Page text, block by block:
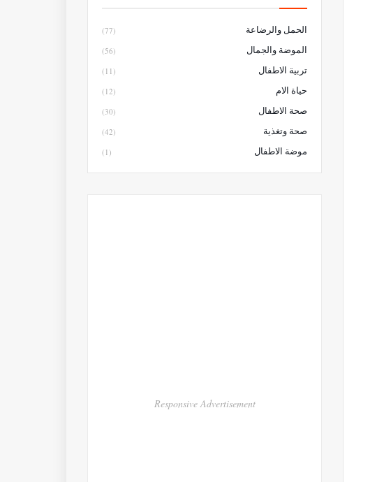
الحمل والرضاعة (77)
الموضة والجمال (56)
تربية الاطفال (11)
حياة الام (12)
صحة الاطفال (30)
صحة وتغذية (42)
موضة الاطفال (1)
Responsive Advertisement